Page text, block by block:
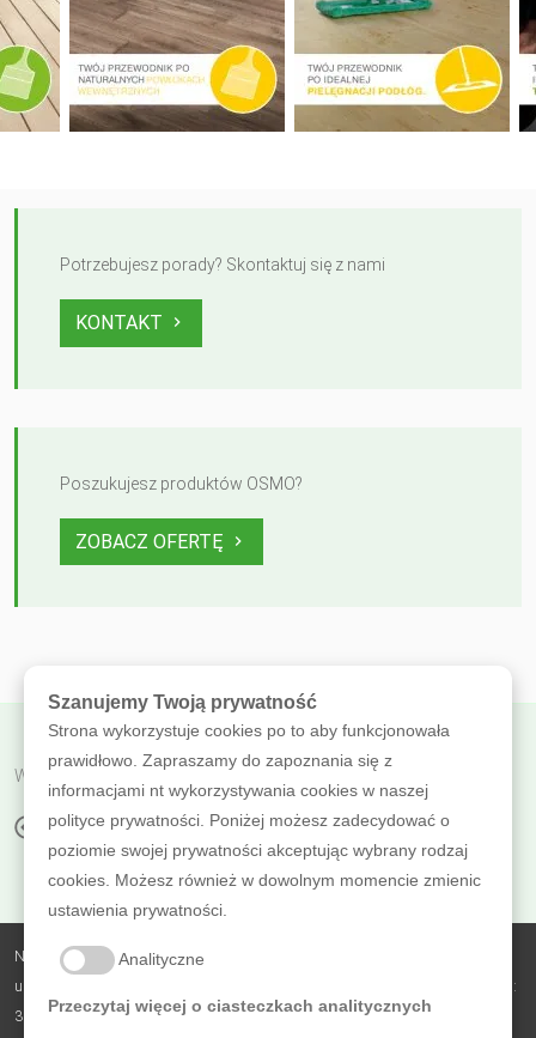
Potrzebujesz porady? Skontaktuj się z nami
KONTAKT
Poszukujesz produktów OSMO?
ZOBACZ OFERTĘ
Wróć do poprzedniej
BEZBARWNE POWŁOKI DO DREWNA
Nobless Polska Zbigniew Sierzputowski Sp. k.,
ul. Skrajna 3B, Sierosław, 62-080 Tarnowo Podgórne, NIP: 7831742179, REGON:
364482735, BDO: 000305723, nr KRS: 0000618619, Sąd Rejonowy Poznań -
Szanujemy Twoją prywatność
Strona wykorzystuje cookies po to aby funkcjonowała
prawidłowo. Zapraszamy do zapoznania się z
informacjami nt wykorzystywania cookies w naszej
polityce prywatności. Poniżej możesz zadecydować o
poziomie swojej prywatności akceptując wybrany rodzaj
cookies. Możesz również w dowolnym momencie zmienic
ustawienia prywatności.
Analityczne
Przeczytaj więcej o ciasteczkach analitycznych